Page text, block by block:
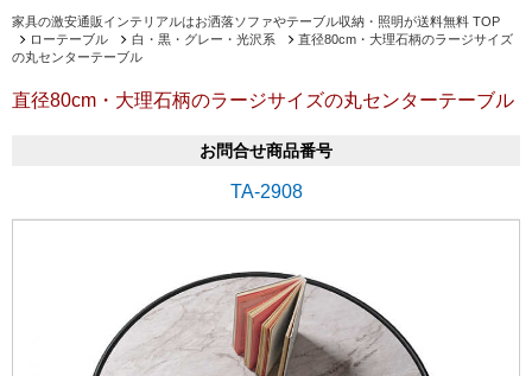
家具の激安通販インテリアルはお洒落ソファやテーブル収納・照明が送料無料 TOP
ローテーブル
白・黒・グレー・光沢系
直径80cm・大理石柄のラージサイズ
の丸センターテーブル
直径80cm・大理石柄のラージサイズの丸センターテーブル
お問合せ商品番号
TA-2908